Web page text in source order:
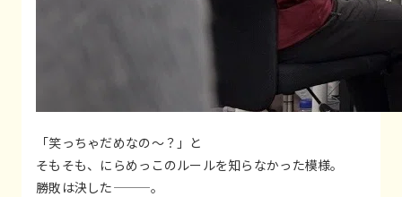
「笑っちゃだめなの～？」と
そもそも、にらめっこのルールを知らなかった模様。
勝敗は決した———。